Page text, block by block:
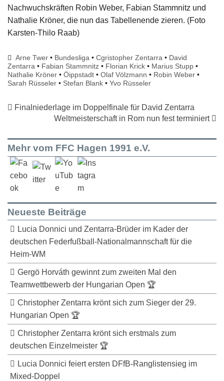
Nachwuchskräften Robin Weber, Fabian Stammnitz und
Nathalie Kröner, die nun das Tabellenende zieren. (Foto
Karsten-Thilo Raab)
Arne Twer • Bundesliga •Cgristopher Zentarra • David
Zentarra • Fabian Stammnitz • Florian Krick • Marius Stupp •
Nathalie Kröner • Öippstadt • Olaf Völzmann • Robin Weber •
Sarah Rüsseler • Stefan Blank • Yvo Rüsseler
Finalniederlage im Doppelfinale für David Zentarra
Weltmeisterschaft in Rom nun fest terminiert
Mehr vom FFC Hagen 1991 e.V.
Neueste Beiträge
Lucia Donnici und Zentarra-Brüder im Kader der
deutschen Federfußball-Nationalmannschaft für die
Heim-WM
Gergö Horváth gewinnt zum zweiten Mal den
Teamwettbewerb der Hungarian Open 🏆
Christopher Zentarra krönt sich zum Sieger der 29.
Hungarian Open 🏆
Christopher Zentarra krönt sich erstmals zum
deutschen Einzelmeister 🏆
Lucia Donnici feiert ersten DFfB-Ranglistensieg im
Mixed-Doppel